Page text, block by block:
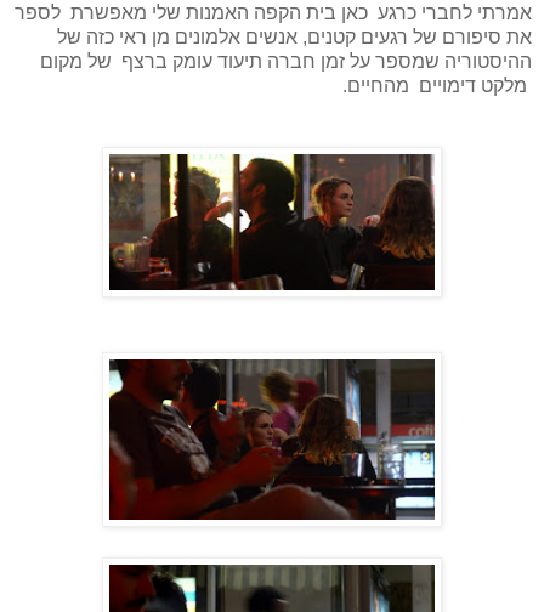
אמרתי לחברי כרגע כאן בית הקפה האמנות שלי מאפשרת לספר
את סיפורם של רגעים קטנים, אנשים אלמונים מן ראי כזה של
ההיסטוריה שמספר על זמן חברה תיעוד עומק ברצף של מקום
מלקט דימויים מהחיים.